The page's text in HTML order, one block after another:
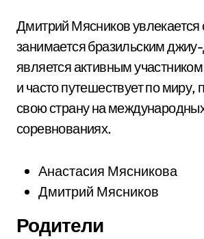
Дмитрий Мясников увлекается
занимается бразильским
является активным
и часто путешествует по миру,
свою страну на
соревнованиях.
Анастасия Мясникова
Дмитрий Мясников
Родители